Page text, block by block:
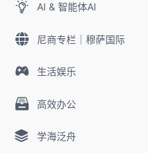
AI & 智能体AI
尼商专栏｜穆萨国际
生活娱乐
高效办公
学海泛舟